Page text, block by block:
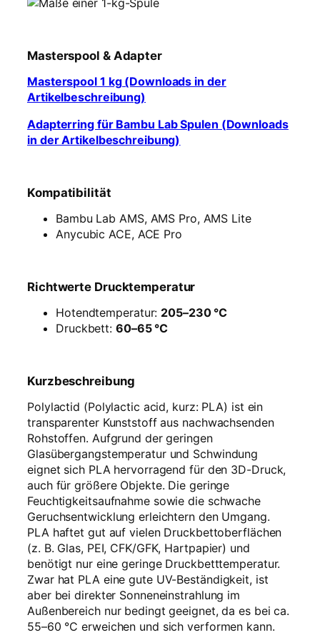
Masterspool & Adapter
Masterspool 1 kg (Downloads in der
Artikelbeschreibung)
Adapterring für Bambu Lab Spulen (Downloads
in der Artikelbeschreibung)
Kompatibilität
Bambu Lab AMS, AMS Pro, AMS Lite
Anycubic ACE, ACE Pro
Richtwerte Drucktemperatur
Hotendtemperatur: 205–230 °C
Druckbett: 60–65 °C
Kurzbeschreibung
Polylactid (Polylactic acid, kurz: PLA) ist ein
transparenter Kunststoff aus nachwachsenden
Rohstoffen. Aufgrund der geringen
Glasübergangstemperatur und Schwindung
eignet sich PLA hervorragend für den 3D-Druck,
auch für größere Objekte. Die geringe
Feuchtigkeitsaufnahme sowie die schwache
Geruchsentwicklung erleichtern den Umgang.
PLA haftet gut auf vielen Druckbettoberflächen
(z. B. Glas, PEI, CFK/GFK, Hartpapier) und
benötigt nur eine geringe Druckbetttemperatur.
Zwar hat PLA eine gute UV-Beständigkeit, ist
aber bei direkter Sonneneinstrahlung im
Außenbereich nur bedingt geeignet, da es bei ca.
55–60 °C erweichen und sich verformen kann.